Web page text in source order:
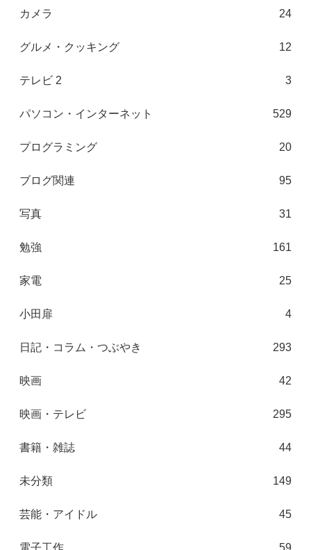
カメラ 24
グルメ・クッキング 12
テレビ 2 3
パソコン・インターネット 529
プログラミング 20
ブログ関連 95
写真 31
勉強 161
家電 25
小田扉 4
日記・コラム・つぶやき 293
映画 42
映画・テレビ 295
書籍・雑誌 44
未分類 149
芸能・アイドル 45